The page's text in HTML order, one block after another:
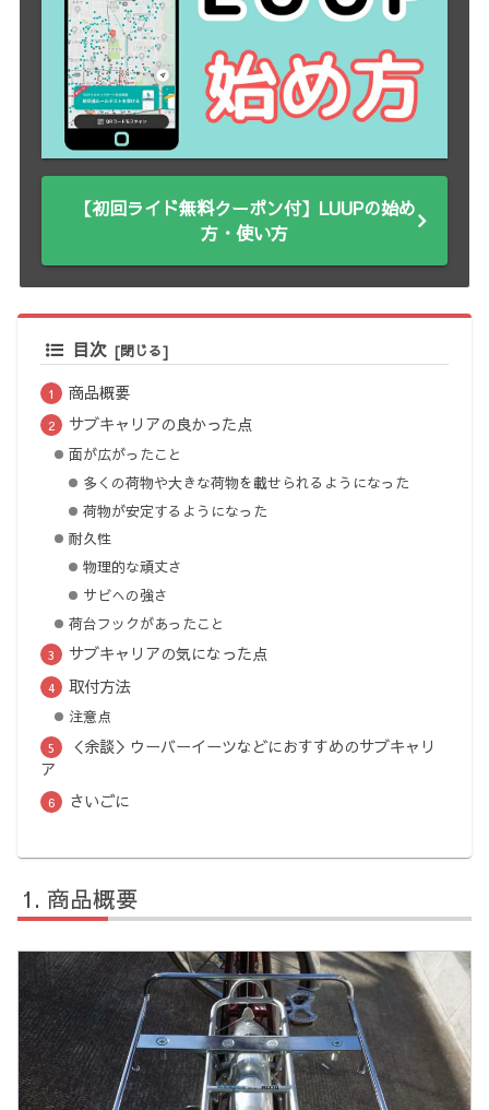
【初回ライド無料クーポン付】LUUPの始め
方・使い方
目次
商品概要
サブキャリアの良かった点
面が広がったこと
多くの荷物や大きな荷物を載せられるようになった
荷物が安定するようになった
耐久性
物理的な頑丈さ
サビへの強さ
荷台フックがあったこと
サブキャリアの気になった点
取付方法
注意点
＜余談＞ウーバーイーツなどにおすすめのサブキャリ
ア
さいごに
商品概要